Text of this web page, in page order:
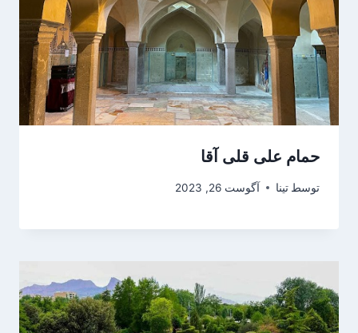
حمام علی‌ قلی آقا
توسط تینا آگوست 26, 2023